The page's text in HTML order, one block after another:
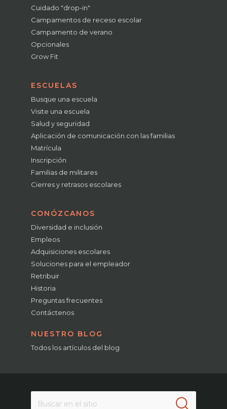
Cuidado "drop-in"
Campamentos de receso escolar
Campamento de verano
Opcionales
Grow Fit
ESCUELAS
Busque una escuela
Visite una escuela
Salud y seguridad
Aplicación de comunicación con las familias
Matrícula
Inscripción
Familias de militares
Cierres y retrasos escolares
CONÓZCANOS
Diversidad e inclusión
Empleos
Adquisiciones escolares
Soluciones para el empleador
Retribuir
Historia
Preguntas frecuentes
Contáctenos
NUESTRO BLOG
Todos los artículos del blog